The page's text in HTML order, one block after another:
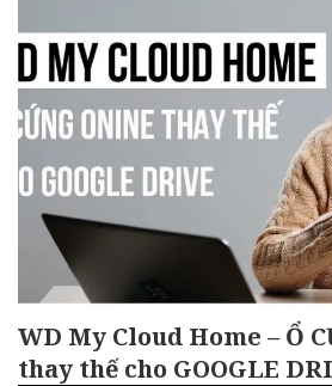
WD My Cloud Home – Ổ
thay thế cho GOOGLE